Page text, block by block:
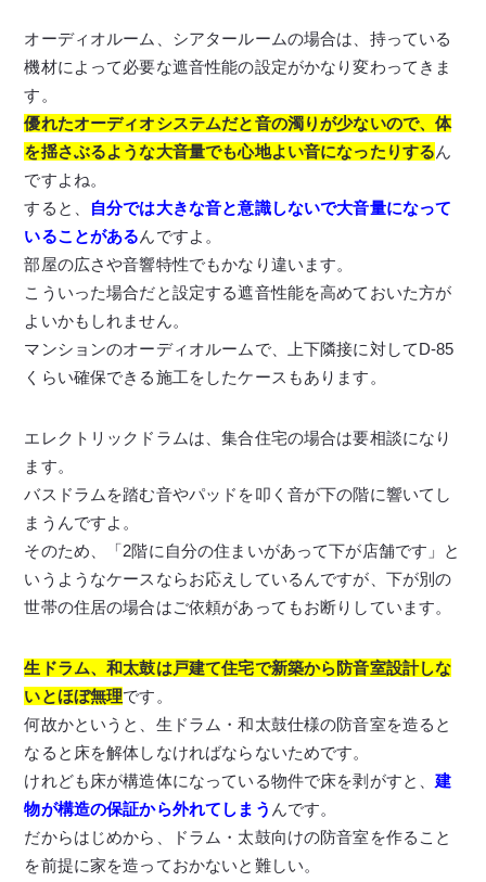
オーディオルーム、シアタールームの場合は、持っている
機材によって必要な遮音性能の設定がかなり変わってきま
す。
優れたオーディオシステムだと音の濁りが少ないので、体
を揺さぶるような大音量でも心地よい音になったりするん
ですよね。
すると、
自分では大きな音と意識しないで大音量になって
いることがあるんですよ。
部屋の広さや音響特性でもかなり違います。
こういった場合だと設定する遮音性能を高めておいた方が
よいかもしれません。
マンションのオーディオルームで、上下隣接に対してD-85
くらい確保できる施工をしたケースもあります。
エレクトリックドラムは、集合住宅の場合は要相談になり
ます。
バスドラムを踏む音やパッドを叩く音が下の階に響いてし
まうんですよ。
そのため、「2階に自分の住まいがあって下が店舗です」と
いうようなケースならお応えしているんですが、下が別の
世帯の住居の場合はご依頼があってもお断りしています。
生ドラム、和太鼓は戸建て住宅で新築から防音室設計しな
いとほぼ無理です。
何故かというと、生ドラム・和太鼓仕様の防音室を造ると
なると床を解体しなければならないためです。
けれども床が構造体になっている物件で床を剥がすと、建
物が構造の保証から外れてしまう んです。
だからはじめから、ドラム・太鼓向けの防音室を作ること
を前提に家を造っておかないと難しい。